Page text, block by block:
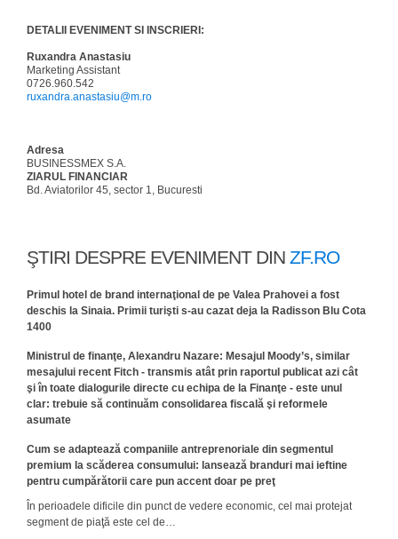
DETALII EVENIMENT SI INSCRIERI:
Ruxandra Anastasiu
Marketing Assistant
0726.960.542
ruxandra.anastasiu@m.ro
Adresa
BUSINESSMEX S.A.
ZIARUL FINANCIAR
Bd. Aviatorilor 45, sector 1, Bucuresti
ŞTIRI DESPRE EVENIMENT DIN ZF.RO
​Primul hotel de brand internaţional de pe Valea Prahovei a fost
deschis la Sinaia. Primii turişti s-au cazat deja la Radisson Blu Cota
1400
Ministrul de finanţe, Alexandru Nazare: Mesajul Moody’s, similar
mesajului recent Fitch - transmis atât prin raportul publicat azi cât
şi în toate dialogurile directe cu echipa de la Finanţe - este unul
clar: trebuie să continuăm consolidarea fiscală şi reformele
asumate
Cum se adaptează companiile antreprenoriale din segmentul
premium la scăderea consumului: lansează branduri mai ieftine
pentru cumpărătorii care pun accent doar pe preţ
În perioadele dificile din punct de vedere economic, cel mai protejat
segment de piaţă este cel de…